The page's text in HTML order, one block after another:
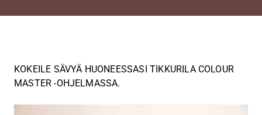
KOKEILE SÄVYÄ HUONEESSASI TIKKURILA COLOUR
MASTER -OHJELMASSA.